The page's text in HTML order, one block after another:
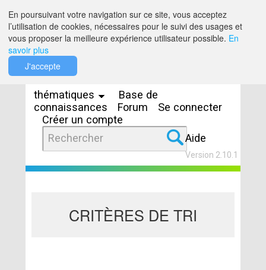
thématiques
Base de
connaissances
Forum
Se connecter
Créer un compte
Aide
Version 2.10.1
CRITÈRES DE TRI
En poursuivant votre navigation sur ce site, vous acceptez
l’utilisation de cookies, nécessaires pour le suivi des usages et
vous proposer la meilleure expérience utilisateur possible. En
savoir plus
J'accepte